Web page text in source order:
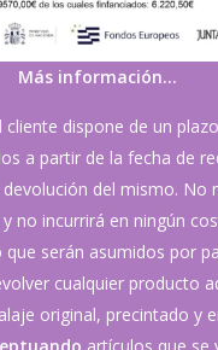
Más información…
cliente dispone de un
a partir de la fecha de
del mismo. No
no incurrirá en ningún
que serán asumidos por
cualquier producto
original, precintado y